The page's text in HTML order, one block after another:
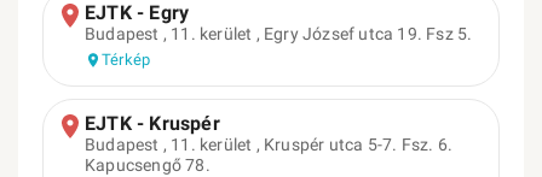
EJTK - Egry
Budapest , 11. kerület , Egry József utca 19. Fsz 5.
Térkép
EJTK - Kruspér
Budapest , 11. kerület , Kruspér utca 5-7. Fsz. 6.
Kapucsengő 78.